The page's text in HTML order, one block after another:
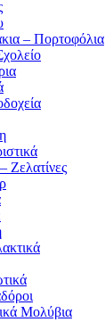
– Πορτοφόλια
Ζελατίνες
Μολύβια